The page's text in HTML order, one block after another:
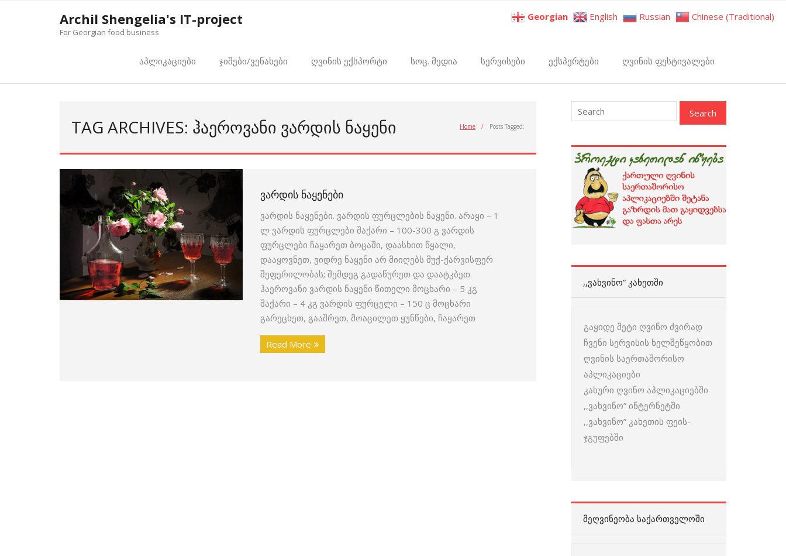
Archil Shengelia's IT-project
For Georgian food business
აპლიკაციები ჯიშები/ვენახები ღვინის ექსპორტი სოც. მედია სერვისები ექსპერტები ღვინის ფესტივალები
TAG ARCHIVES: ᲰᲐᲔᲠᲝᲕᲐᲜᲘ ᲕᲐᲠᲓᲘᲡ ᲜᲐᲧᲔᲜᲘ Home / Posts Tagged:
ᲕᲐᲠᲓᲘᲡ ᲜᲐᲧᲔᲜᲔᲑᲘ
ვარდის ნაყენები. ვარდის ფურცლების ნაყენი. არაყი – 1
ლ ვარდის ფურცლები შაქარი – 100-300 გ ვარდის
ფურცლები ჩაყარეთ ბოცაში, დაასხით წყალი,
დააყოვნეთ, ვიდრე ნაყენი არ მიიღებს მუქ-ქარვისფერ
შეფერილობას; შემდეგ გადაწურეთ და დაატკბეთ.
ჰაეროვანი ვარდის ნაყენი წითელი მოცხარი – 5 კგ
შაქარი – 4 კგ ვარდის ფურცელი – 150 ც მოცხარი
გარეცხეთ, გააშრეთ, მოაცილეთ ყუნწები, ჩაყარეთ
Read More
,,ᲕᲐᲮᲕᲘᲜᲝ” ᲙᲐᲮᲔᲗᲨᲘ
გაყიდე მეტი ღვინო ძვირად
ჩვენი სერვისის ხელშეწყობით
ღვინის საერთაშორისო
აპლიკაციები
კახური ღვინო აპლიკაციებში
,,ვახვინო” ინტერნეტში
,,ვახვინო” კახეთის ფეის-
ჯგუფებში
ᲛᲔᲦᲕᲘᲜᲔᲝᲑᲐ ᲡᲐᲥᲐᲠᲗᲕᲔᲚᲝᲨᲘ
Georgian English Russian Chinese (Traditional)